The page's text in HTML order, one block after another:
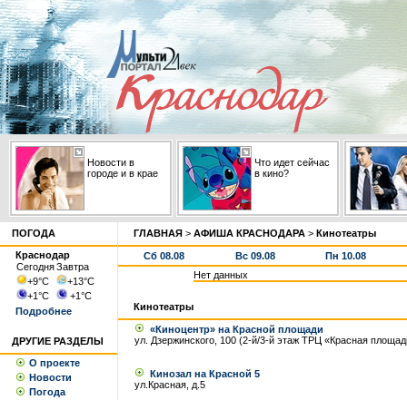
Новости в
городе и в крае
Что идет сейчас
в кино?
ПОГОДА
Краснодар
СегодняЗавтра
+9°С +13°С
+1°С +1°С
Подробнее
ДРУГИЕ РАЗДЕЛЫ
О проекте
Новости
Погода
ГЛАВНАЯ > АФИША КРАСНОДАРА > Кинотеатры
Сб 08.08 Вс 09.08
Пн 10.08
Нет данных
Кинотеатры
«Киноцентр» на Красной площади
ул. Дзержинского, 100 (2-й/3-й этаж ТРЦ «Красная
Кинозал на Красной 5
ул.Красная, д.5